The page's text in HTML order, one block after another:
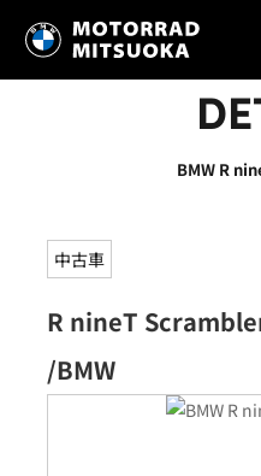
BMW R
中古車
R nineT
/BMW